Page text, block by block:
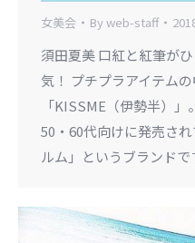
女美会 Byweb-staff
須田夏美 口紅と紅筆が
気！ プチプラアイテム
「KISSME（伊勢半）」
50・60代向けに発売さ
ルム」というブランド